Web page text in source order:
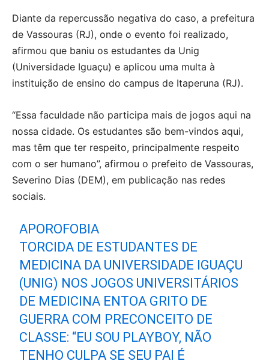
Diante da repercussão negativa do caso, a prefeitura
de Vassouras (RJ), onde o evento foi realizado,
afirmou que baniu os estudantes da Unig
(Universidade Iguaçu) e aplicou uma multa à
instituição de ensino do campus de Itaperuna (RJ).
“Essa faculdade não participa mais de jogos aqui na
nossa cidade. Os estudantes são bem-vindos aqui,
mas têm que ter respeito, principalmente respeito
com o ser humano”, afirmou o prefeito de Vassouras,
Severino Dias (DEM), em publicação nas redes
sociais.
APOROFOBIA
TORCIDA DE ESTUDANTES DE
MEDICINA DA UNIVERSIDADE IGUAÇU
(UNIG) NOS JOGOS UNIVERSITÁRIOS
DE MEDICINA ENTOA GRITO DE
GUERRA COM PRECONCEITO DE
CLASSE: “EU SOU PLAYBOY, NÃO
TENHO CULPA SE SEU PAI É